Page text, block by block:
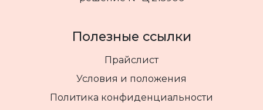
Полезные ссылки
Прайслист
Условия и положения
Политика конфиденциальности